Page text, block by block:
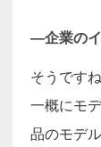
―企業のイ
そうです
一概にモ
品のモデ